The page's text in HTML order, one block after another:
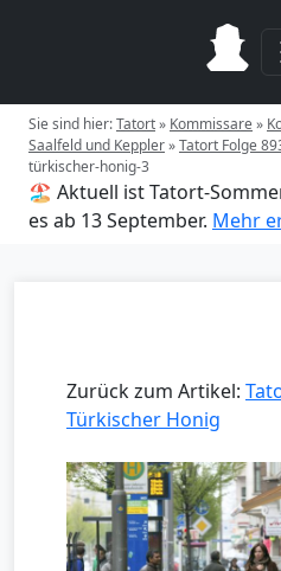
Sie sind hier:Tatort» Kommissare»
Saalfeld und Keppler»Tatort Folge
türkischer-honig-3
🏖️ Aktuell ist Tatort-
es ab 13 September. Mehr
Zurück zum Artikel:
Türkischer Honig